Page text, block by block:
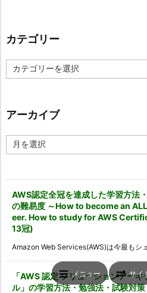
カテゴリー
テ
ー
アーカイブ
ー
AWS認定全冠を達成した学習方法
の難易度 ～How to become an
eer. How to study for AWS
13冠)
Amazon Web Services(AWS)は今最もシ
「AWS 認定 ソリューションアー
ル」の学習方法・勉強法・試験対
メニュー サイ